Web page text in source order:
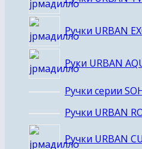
Ручки URBAN
Руки URBAN
Ручки серии
Ручки URBAN
Ручки URBAN